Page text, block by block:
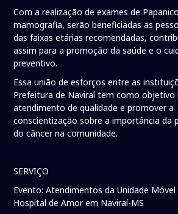
Com a realização de exames de
mamografia, serão beneficiadas as
das faixas etárias recomendadas,
assim para a promoção da saúde e o
preventivo.
Essa união de esforços entre as
Prefeitura de Naviraí tem como objetivo
atendimento de qualidade e promover a
conscientização sobre a importância da
do câncer na comunidade.
SERVIÇO
Evento: Atendimentos da Unidade Móvel
Hospital de Amor em Naviraí-MS